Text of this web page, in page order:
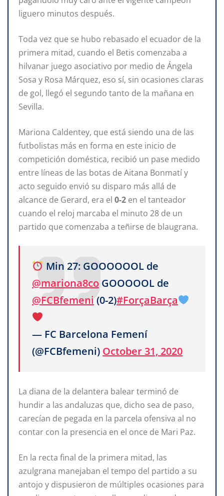
liguero minutos después.
Toda vez que se hubo rebasado el ecuador de la
primera mitad, cuando el Betis comenzaba a
hilvanar juego asociativo por medio de Ángela
Sosa y Rosa Márquez, eso sí, sin ocasiones claras
de gol, llegó el segundo tanto de la mañana en
Sevilla.
Mariona Caldentey, que está siendo una de las
futbolistas más en forma en este inicio de
competición doméstica, recibió un pase medido
entre líneas de las botas de Aitana Bonmatí y
acto seguido envió su disparo más allá de
alcance de Gerard, era el 0-2 en el tanteador
cuando el reloj marcaba el minuto 28 de un
partido que comenzaba a teñirse de blaugrana.
Min 27: GOOOOOOL de
@mariona8co GOOOOOL de
@FCBfemeni (0-2)#ForçaBarça
— FC Barcelona Femení
(@FCBfemeni) October 31, 2020
La diana de la delantera balear terminó de
hundir a las andaluzas que, dicho sea de paso,
carecían de pegada en la parcela ofensiva al no
contar con la presencia en el once de Mari Paz.
En la recta final de la primera mitad, las
azulgrana manejaban el tempo del partido a su
antojo y dispusieron de múltiples ocasiones para